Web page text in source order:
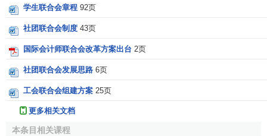
香港专业会计员协会
赞助成立的。该协会宗旨为：提高并促进协会会员及学员的
专业能力，以满足香港和中国大陆的商业需要；授予相关非
学位资格并为会员及学员提供服务。协会的主要工作目标
是：为那些
人授予专业会计员资格；发展
试；为大学毕业生提供一个在会计界发展的机会。该协会设
有董事会，董事会下设秘书处负责协会日常事务。秘书处下
学生联合会章程 92页
社团联合会制度 43页
国际会计师联合会改革方案出台 2页
社团联合会发展思路 6页
工会联合会组建方案 25页
更多相关文档
本条目相关课程